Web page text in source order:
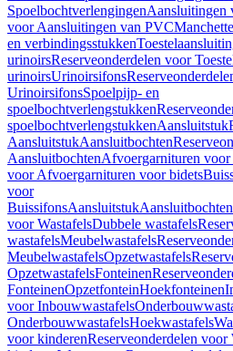
SpoelbochtverlengingenAansluitingen
voor Aansluitingen van PVC
en verbindingsstukken
urinoirsReserveonderdelen voor
urinoirsUrinoirsifons
UrinoirsifonsSpoelpijp- en
spoelbochtverlengstukken
spoelbochtverlengstukkenAansluitstuk
AansluitstukAansluitbochten
AansluitbochtenAfvoergarnituren voor
voor Afvoergarnituren voor bidets
voor
BuissifonsAansluitstukAansluitbochten
voor WastafelsDubbele wastafels
wastafelsMeubelwastafels
MeubelwastafelsOpzetwastafels
OpzetwastafelsFonteinen
FonteinenOpzetfonteinHoekfonteinen
voor Inbouwwastafels
OnderbouwwastafelsHoekwastafels
voor kinderenReserveonderdelen voor